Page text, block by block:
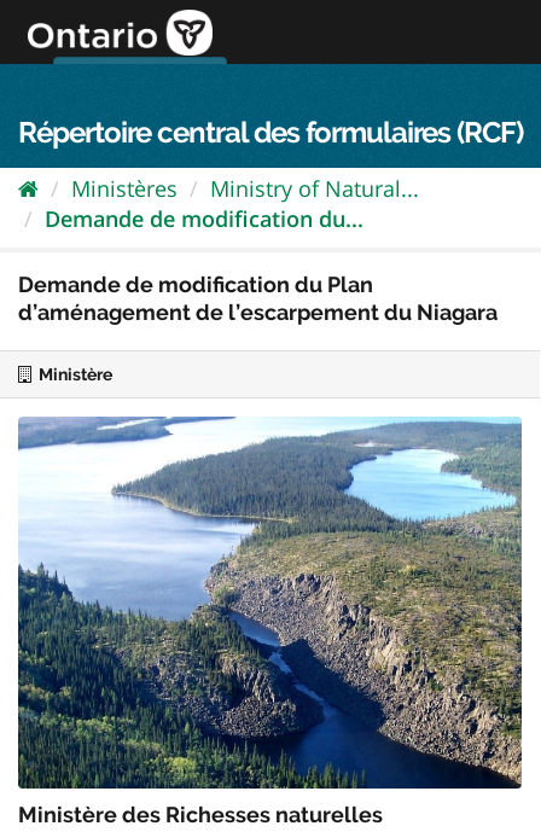
directement
au
Répertoire central des formulaires (RCF)
Ministères
Ministry of Natural...
Demande de modification du...
Demande de modification du Plan
d’aménagement de l’escarpement du Niagara
Ministère
Ministère des Richesses naturelles